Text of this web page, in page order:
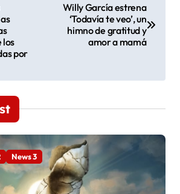
los
por
Willy García estrena
‘Todavía te veo’, un
himno de gratitud y
amor a mamá
News 3